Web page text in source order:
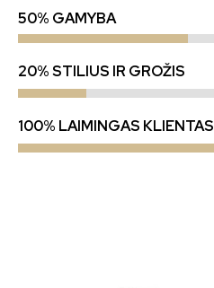
50% GAMYBA
20% STILIUS IR GROŽIS
100% LAIMINGAS KLIENTAS